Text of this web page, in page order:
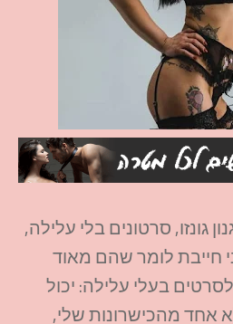
גונזו, סרטונים בלי עלילה,
חייבת לומר שהם מאוד
בעלי עלילה: יכול
אחד מהכישרונות שלי,